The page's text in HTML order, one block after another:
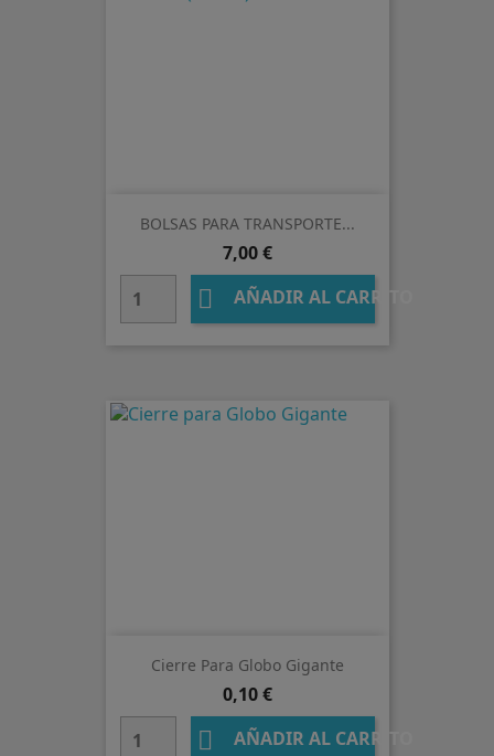
BOLSAS PARA TRANSPORTE...
Precio
7,00 €
 AÑADIR AL CARRITO
Cierre Para Globo Gigante
Precio
0,10 €
 AÑADIR AL CARRITO